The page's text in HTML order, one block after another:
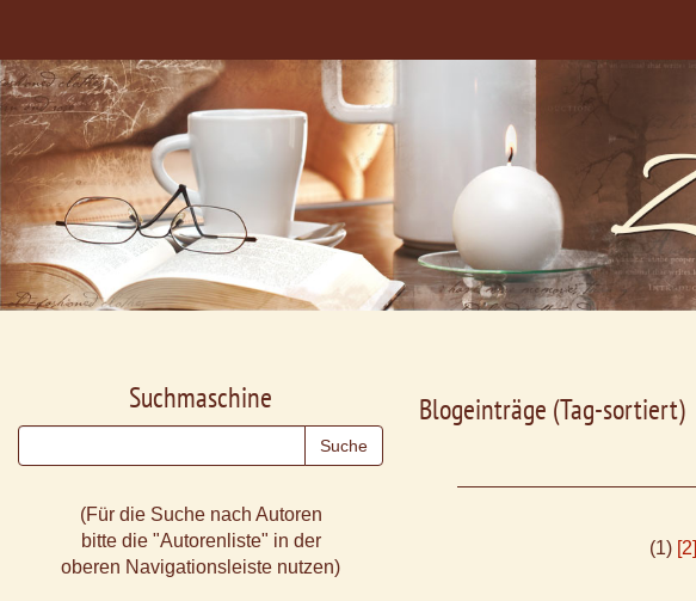
Blogeinträge (Tag-sortiert)
(1) [2]
Suchmaschine
(Für die Suche nach Autoren
bitte die "Autorenliste" in der
oberen Navigationsleiste nutzen)